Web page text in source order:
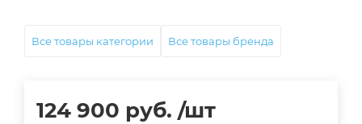
Все товары категории Все товары бренда
124 900 руб. /шт